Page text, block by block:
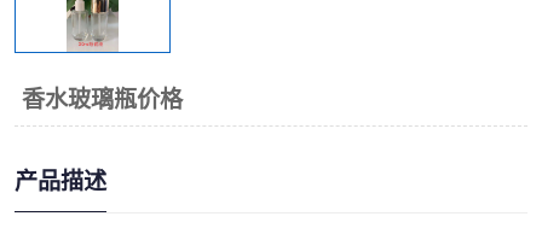
香水玻璃瓶价格
产品描述